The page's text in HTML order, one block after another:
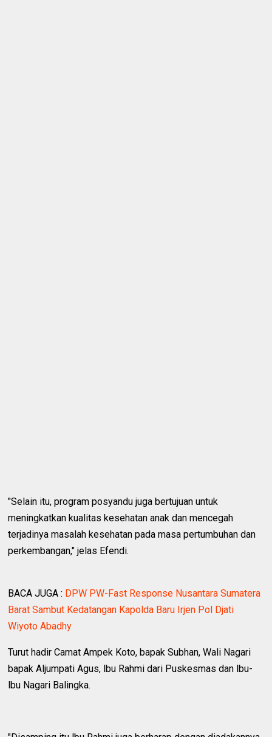
"Selain itu, program posyandu juga bertujuan untuk
meningkatkan kualitas kesehatan anak dan mencegah
terjadinya masalah kesehatan pada masa pertumbuhan dan
perkembangan," jelas Efendi.
BACA JUGA : DPW PW-Fast Response Nusantara Sumatera
Barat Sambut Kedatangan Kapolda Baru Irjen Pol Djati
Wiyoto Abadhy
Turut hadir Camat Ampek Koto, bapak Subhan, Wali Nagari
bapak Aljumpati Agus, lbu Rahmi dari Puskesmas dan lbu-
lbu Nagari Balingka.